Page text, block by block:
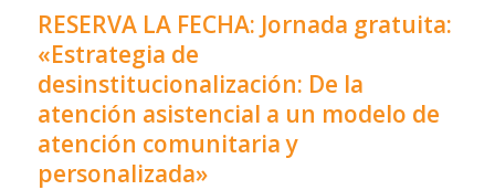
RESERVA LA FECHA: Jornada gratuita:
«Estrategia de
desinstitucionalización: De la
atención asistencial a un modelo de
atención comunitaria y
personalizada»